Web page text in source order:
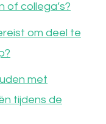
of collega’s?
om deel te
met
tijdens de